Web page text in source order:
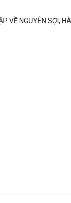
VỀ NGUYÊN SỢI,